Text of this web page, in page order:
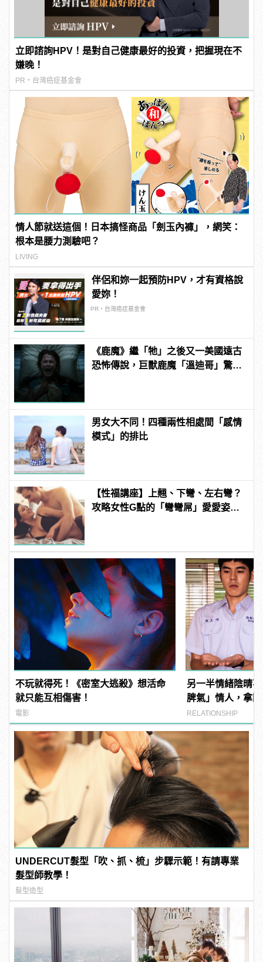
立即諮詢HPV！是對自己健康最好的投資，把握現在不
嫌晚！
PR・台灣癌症基金會
情人節就送這個！日本搞怪商品「劍玉內褲」，網笑：
根本是腰力測驗吧？
LIVING
伴侶和妳一起預防HPV，才有資格說
愛妳！
PR・台灣癌症基金會
《鹿魔》繼「牠」之後又一美國遠古
恐怖傳說，巨獸鹿魔「溫迪哥」驚嚇
男女大不同！四種兩性相處間「感情
模式」的排比
【性福講座】上翹、下彎、左右彎？
攻略女性G點的「彎彎屌」愛愛姿勢
不玩就得死！《密室大逃殺》想活命
就只能互相傷害！
電影
另一半情緒陰晴
脾氣」情人，拿
RELATIONSHIP
UNDERCUT髮型「吹、抓、梳」步驟示範！有請專業
髮型師教學！
髮型造型